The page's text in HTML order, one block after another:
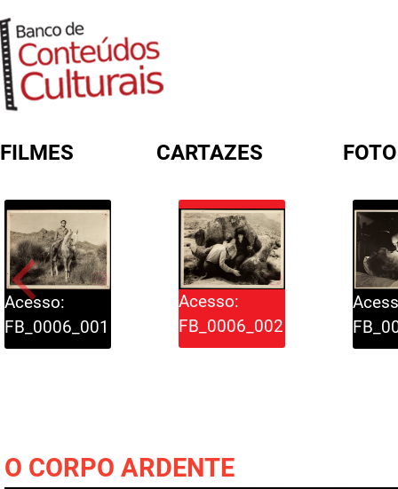
FILMES CARTAZES
Acesso:
FB_0006_001
Acesso:
FB_0006_002
O CORPO ARDENTE
FORMULÁRIO DE BUSCA